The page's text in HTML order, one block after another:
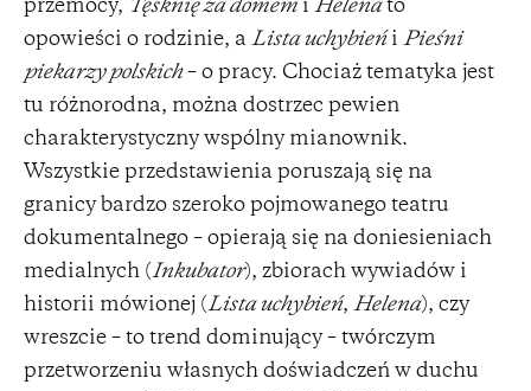
przemocy, Tęsknię za domem i Helenato
opowieści o rodzinie, a Lista uchybień i Pieśni
piekarzy polskich– o pracy. Chociaż tematyka jest
tu różnorodna, można dostrzec pewien
charakterystyczny wspólny mianownik.
Wszystkie przedstawienia poruszają się na
granicy bardzo szeroko pojmowanego teatru
dokumentalnego – opierają się na doniesieniach
medialnych (Inkubator), zbiorach wywiadów i
historii mówionej (Lista uchybień, Helena), czy
wreszcie – to trend dominujący – twórczym
przetworzeniu własnych doświadczeń w duchu